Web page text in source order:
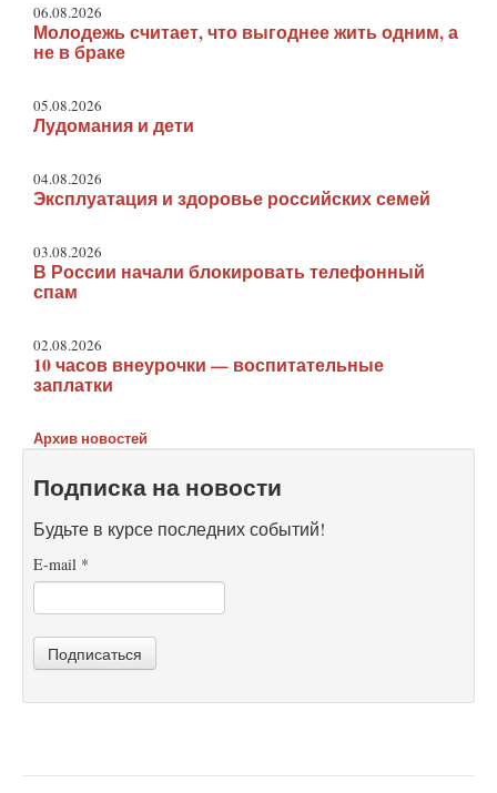
06.08.2026
Молодежь считает, что выгоднее жить одним, а
не в браке
05.08.2026
Лудомания и дети
04.08.2026
Эксплуатация и здоровье российских семей
03.08.2026
В России начали блокировать телефонный
спам
02.08.2026
10 часов внеурочки — воспитательные
заплатки
Архив новостей
Подписка на новости
Будьте в курсе последних событий!
E-mail *
Подписаться